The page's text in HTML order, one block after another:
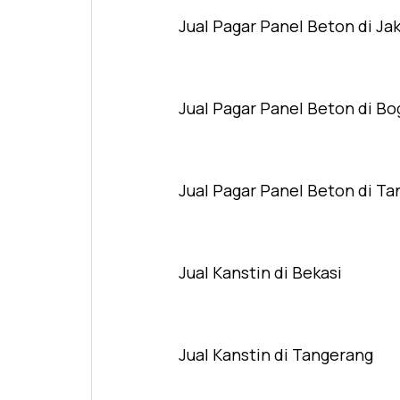
Jual Pagar Panel Beton di
Jual Pagar Panel Beton di
Jual Pagar Panel Beton di
Jual Kanstin di Bekasi
Jual Kanstin di Tangerang